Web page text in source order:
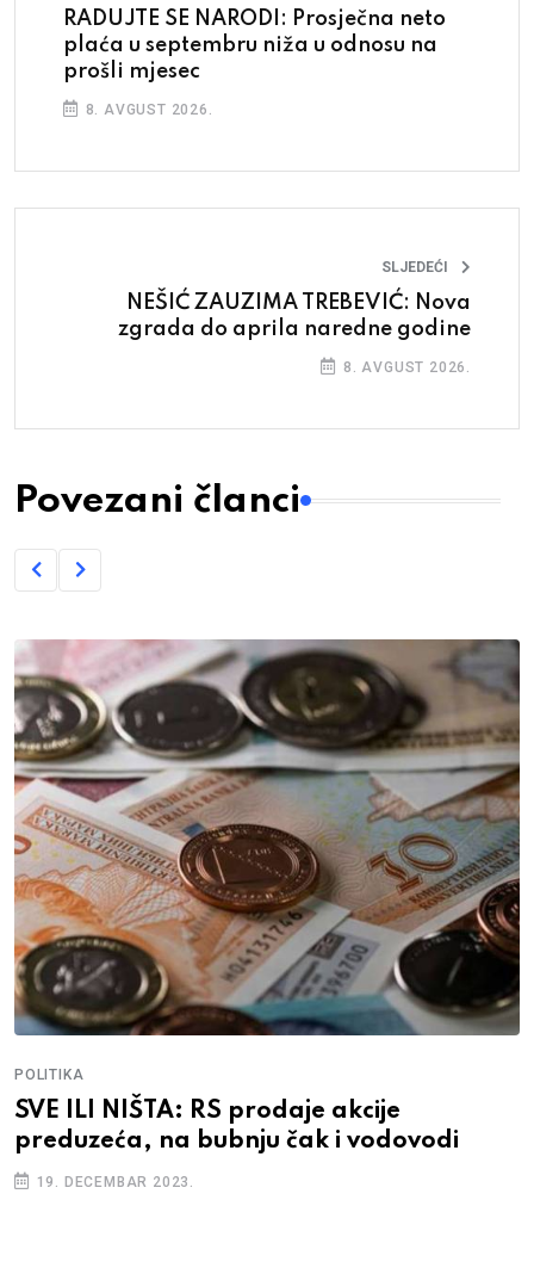
RADUJTE SE NARODI: Prosječna neto
plaća u septembru niža u odnosu na
prošli mjesec
8. AVGUST 2026.
SLJEDEĆI
NEŠIĆ ZAUZIMA TREBEVIĆ: Nova
zgrada do aprila naredne godine
8. AVGUST 2026.
Povezani članci
POLITIKA
SVE ILI NIŠTA: RS prodaje akcije
preduzeća, na bubnju čak i vodovodi
19. DECEMBAR 2023.